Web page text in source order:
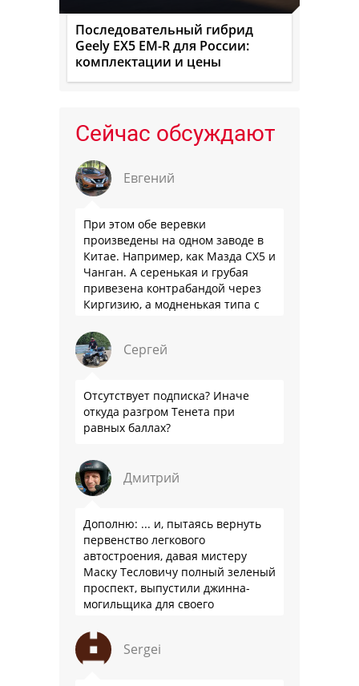
Последовательный гибрид
Geely EX5 EM-R для России:
комплектации и цены
Сейчас обсуждают
Евгений
При этом обе веревки
произведены на одном заводе в
Китае. Например, как Мазда СХ5 и
Чанган. А серенькая и грубая
привезена контрабандой через
Киргизию, а модненькая типа с
Сергей
Отсутствует подписка? Иначе
откуда разгром Тенета при
равных баллах?
Дмитрий
Дополню: ... и, пытаясь вернуть
первенство легкового
автостроения, давая мистеру
Маску Тесловичу полный зеленый
проспект, выпустили джинна-
могильщика для своего
Sergei